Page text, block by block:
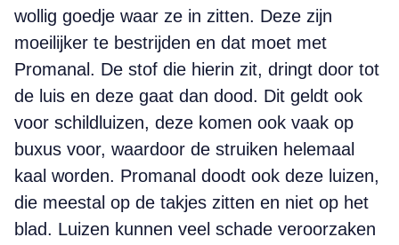
wollig goedje waar ze in zitten. Deze zijn
moeilijker te bestrijden en dat moet met
Promanal. De stof die hierin zit, dringt door tot
de luis en deze gaat dan dood. Dit geldt ook
voor schildluizen, deze komen ook vaak op
buxus voor, waardoor de struiken helemaal
kaal worden. Promanal doodt ook deze luizen,
die meestal op de takjes zitten en niet op het
blad. Luizen kunnen veel schade veroorzaken